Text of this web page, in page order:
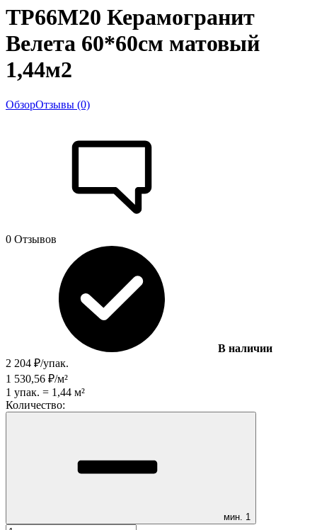
TP66M20 Керамогранит
Велета 60*60см матовый
1,44м2
ОбзорОтзывы (0)
0 Отзывов
В наличии
2 204 ₽/упак.
1 530,56 ₽/м²
1 упак. = 1,44 м²
Количество:
мин. 1